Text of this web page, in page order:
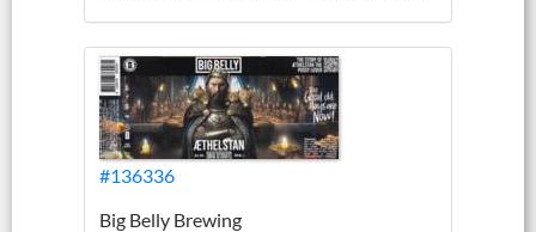
#136336
Big Belly Brewing